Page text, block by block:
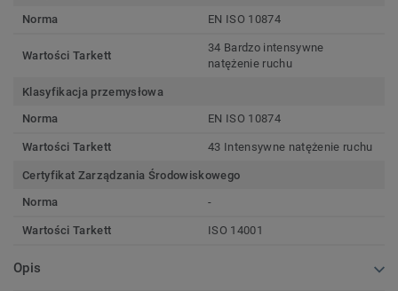
Norma
EN ISO 10874
Wartości Tarkett
34 Bardzo intensywne
natężenie ruchu
Klasyfikacja przemysłowa
Norma
EN ISO 10874
Wartości Tarkett 43 Intensywne natężenie ruchu
Certyfikat Zarządzania Środowiskowego
Norma
-
Wartości Tarkett ISO 14001
Opis